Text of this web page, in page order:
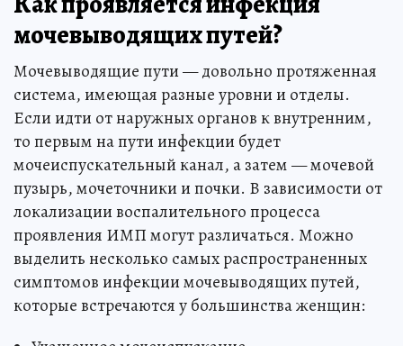
мочевыводящих путей?
Мочевыводящие пути — довольно протяженная
система, имеющая разные уровни и отделы.
Если идти от наружных органов к внутренним,
то первым на пути инфекции будет
мочеиспускательный канал, а затем — мочевой
пузырь, мочеточники и почки. В зависимости от
локализации воспалительного процесса
проявления ИМП могут различаться. Можно
выделить несколько самых распространенных
симптомов инфекции мочевыводящих путей,
которые встречаются у большинства женщин: